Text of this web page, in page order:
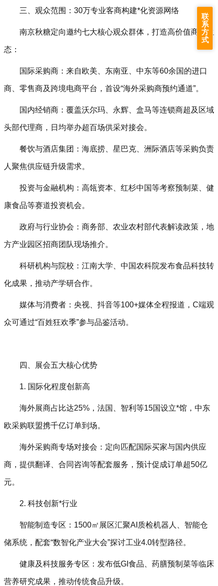
三、观众范围：30万专业客商构建*化资源网络‌
南京秋糖定向邀约七大核心观众群体，打造高价值商贸生
态：
国际采购商‌：来自欧美、东南亚、中东等60余国的进口
商、零售商及跨境电商平台，首设“海外采购商预约通道”。
国内经销商‌：覆盖沃尔玛、永辉、盒马等连锁商超及区域
头部代理商，日均举办超百场供采对接会。
餐饮与酒店集团‌：海底捞、星巴克、洲际酒店等采购负责
人聚焦供应链升级需求。
投资与金融机构‌：高瓴资本、红杉中国等考察预制菜、健
康食品等赛道投资机会。
政府与行业协会‌：商务部、农业农村部代表解读政策，地
方产业园区招商团队现场推介。
科研机构与院校‌：江南大学、中国农科院发布食品科技转
化成果，推动产学研合作。
媒体与消费者‌：央视、抖音等100+媒体全程报道，C端观
众可通过“百姓狂欢季”参与品鉴活动。
四、展会五大核心优势‌
1. 国际化程度创新高‌
海外展商占比达25%，法国、智利等15国设立*馆，中东
欧采购联盟携千亿订单到场。
海外采购商专场对接会‌：定向匹配国际买家与国内供应
商，提供翻译、合同咨询等配套服务，预计促成订单超50亿
元。
2. 科技创新*行业‌
智能制造专区‌：1500㎡展区汇聚AI质检机器人、智能仓
储系统，配套“数智化产业大会”探讨工业4.0转型路径。
健康及科技服务专区‌：发布低GI食品、药膳预制菜等临床
营养研究成果，推动传统食品升级。
联
系
方
式